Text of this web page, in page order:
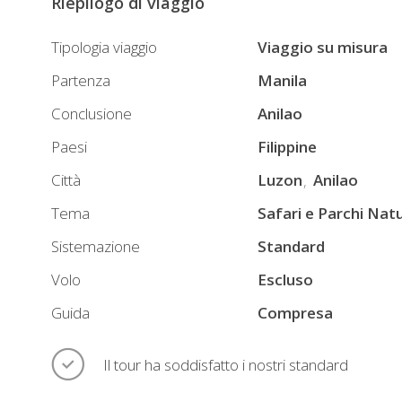
le
Filippine
dare,
con
vulcani
e
percorsi
Ma
non
solo
natura:
Tipologia viaggio
Viaggio su misura
Partenza
Manila
Conclusione
Anilao
Paesi
Filippine
Città
Luzon Anilao
Tema
Safari e Parchi
Sistemazione
Standard
Volo
Escluso
Guida
Compresa
Il tour ha soddisfatto i nostri standard